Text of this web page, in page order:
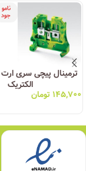
نامو
جود
الکتریک
۱۴۵,۷۰۰ تومان